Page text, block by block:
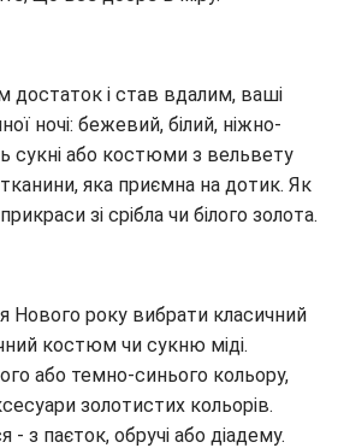
достаток і став вдалим, ваші
ночі: бежевий, білий, ніжно-
або костюми з вельвету
яка приємна на дотик. Як
зі срібла чи білого золота.
Нового року вибрати класичний
костюм чи сукню міді.
або темно-синього кольору,
золотистих кольорів.
з паєток, обручі або діадему.